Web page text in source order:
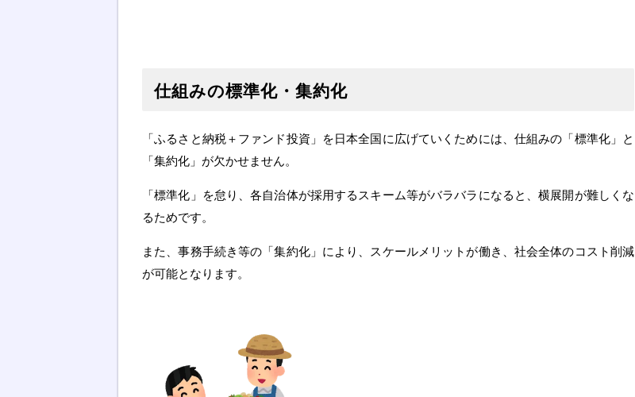
仕組みの標準化・集約化
「ふるさと納税＋ファンド投資」を日本全国に広げていくためには、仕組みの「標準化」と
「集約化」が欠かせません。
「標準化」を怠り、各自治体が採用するスキーム等がバラバラになると、横展開が難しくな
るためです。
また、事務手続き等の「集約化」により、スケールメリットが働き、社会全体のコスト削減
が可能となります。